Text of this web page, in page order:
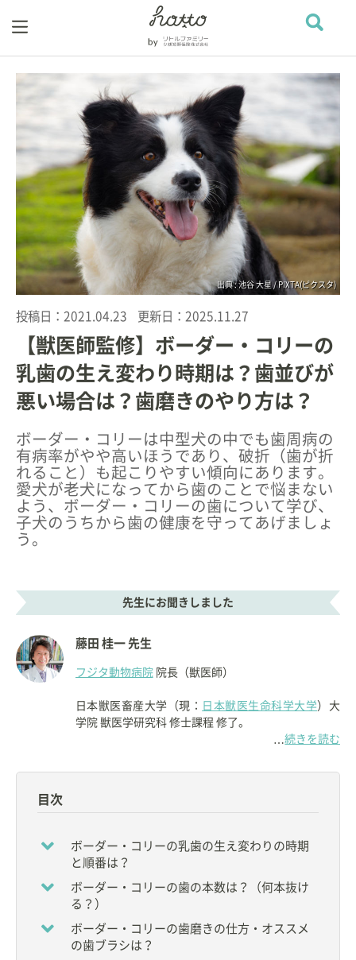
出典 : 池谷 大星 / PIXTA(ピクスタ)
投稿日： 2021.04.23 更新日： 2025.11.27
【獣医師監修】ボーダー・コリーの
乳歯の生え変わり時期は？歯並びが
悪い場合は？歯磨きのやり方は？
ボーダー・コリーは中型犬の中でも歯周病の
有病率がやや高いほうであり、破折（歯が折
れること）も起こりやすい傾向にあります。
愛犬が老犬になってから歯のことで悩まない
よう、ボーダー・コリーの歯について学び、
子犬のうちから歯の健康を守ってあげましょ
う。
先生にお聞きしました
藤田 桂一 先生
フジタ動物病院院長（獣医師）
日本獣医畜産大学（現： 日本獣医生命科学大学）大
学院 獣医学研究科 修士課程 修了。
る。
ている。
【資格】
◇獣医師
【所属】
◆日本小動物歯科研究会
…続きを読む
目次
ボーダー・コリーの乳歯の生え変わりの時期
と順番は？
ボーダー・コリーの歯の本数は？（何本抜け
る？）
ボーダー・コリーの歯磨きの仕方・オススメ
の歯ブラシは？